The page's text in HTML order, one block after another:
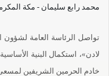
محمد رابع سليمان - مكة
تواصل الرئاسة العامة
لادن»، استكمال البنية
خادم الحرمين الشريفين لمسعى